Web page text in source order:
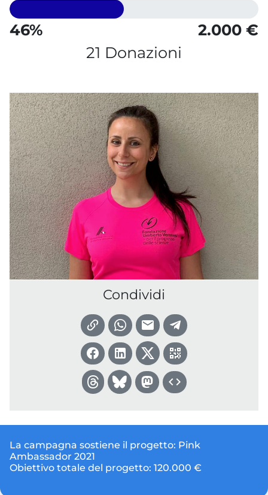
46%
2.000 €
21 Donazioni
Condividi
La campagna sostiene il progetto: Pink
Ambassador 2021
Obiettivo totale del progetto: 120.000 €